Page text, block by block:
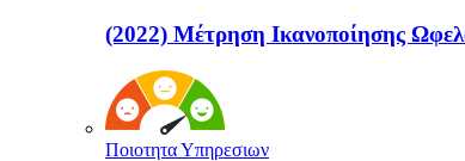
(2022) Μέτρηση Ικανοποίησης
Ποιοτητα Υπηρεσιων